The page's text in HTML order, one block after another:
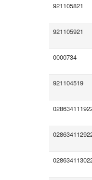
921105821
921105921
0000734
921104519